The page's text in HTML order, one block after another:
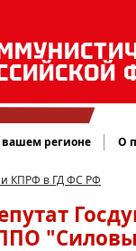
регионе О
КПРФ в ГД ФС РФ